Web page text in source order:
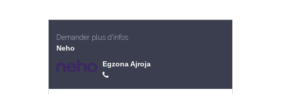
Demander plus d'infos
Neho
Egzona Ajroja